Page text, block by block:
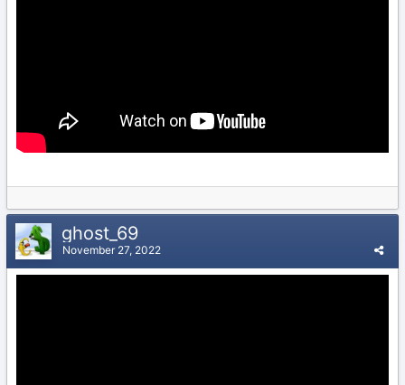
ghost_69
November 27, 2022